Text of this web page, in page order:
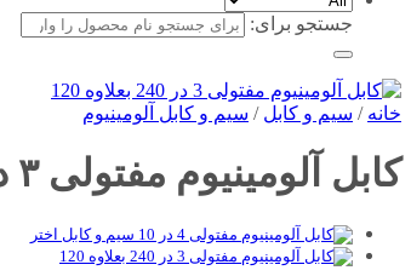
جستجو برای:
خانه / سیم و کابل / سیم و کابل آلومینیوم
کابل آلومینیوم مفتولی ۳ در ۲۴۰ بعلاوه ۱۲۰ سیم و کابل اختر